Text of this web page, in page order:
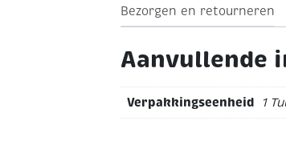
turquoise DekkendTube
Bezorgen en retourneren
Aanvullende
Verpakkingseenheid 1